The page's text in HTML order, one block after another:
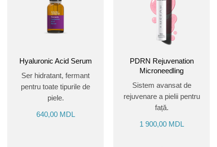
Hyaluronic Acid Serum
Ser hidratant, fermant
pentru toate tipurile de
piele.
640,00 MDL
PDRN Rejuvenation
Microneedling
Sistem avansat de
rejuvenare a pielii pentru
față.
1 900,00 MDL